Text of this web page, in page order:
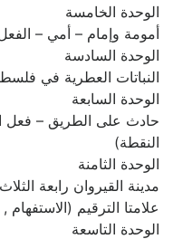
الوحدة الخامسة
أمومة وإمام – أمي –
الوحدة السادسة
النباتات العطرية في
الوحدة السابعة
حادث على الطريق – فعل
النقطة)
الوحدة الثامنة
مدينة القيروان رابعة
علامتا الترقيم
الوحدة التاسعة